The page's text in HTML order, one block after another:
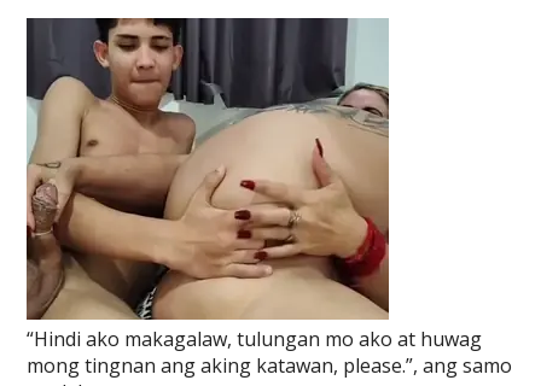
“Hindi ako makagalaw, tulungan mo ako at huwag
mong tingnan ang aking katawan, please.”, ang samo